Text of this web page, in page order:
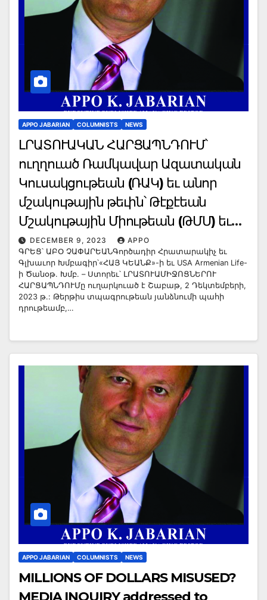
APPO JABARIAN COLUMNISTS NEWS
ԼՐԱՏՈՒԱԿԱՆ ՀԱՐՑԱՊՆԴՈՒՄ՝
ուղղուած Ռամկավար Ազատական
Կուսակցութեան (ՌԱԿ) եւ անոր
մշակութային թեւին՝ Թէքէեան
Մշակութային Միութեան (ԹՄՄ) եւ
ՌԱԿ-ԹՄՄ-ին պատկանող բոլոր
լրատուամիջոցներուն
DECEMBER 9, 2023
APPO
ԳՐԵՑ՝ ԱԲՕ ՉԱՓԱՐԵԱՆԳործադիր Հրատարակիչ եւ
Գլխաւոր Խմբագիր՝«ՀԱՅ ԿԵԱՆՔ»-ի եւ USA Armenian Life-
ի Ծանօթ. Խմբ. – Ստորեւ՝ ԼՐԱՏՈՒԱՄԻՋՈՑՆԵՐՈՒ
ՀԱՐՑԱՊՆԴՈՒՄը ուղարկուած է Շաբաթ, 2 Դեկտեմբերի,
2023 թ.: Թերթիս տպագրութեան յանձնումի պահի
դրութեամբ,…
APPO JABARIAN COLUMNISTS NEWS
MILLIONS OF DOLLARS MISUSED?